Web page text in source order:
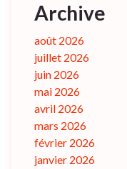
Archive
août 2026
juillet 2026
juin 2026
mai 2026
avril 2026
mars 2026
février 2026
janvier 2026